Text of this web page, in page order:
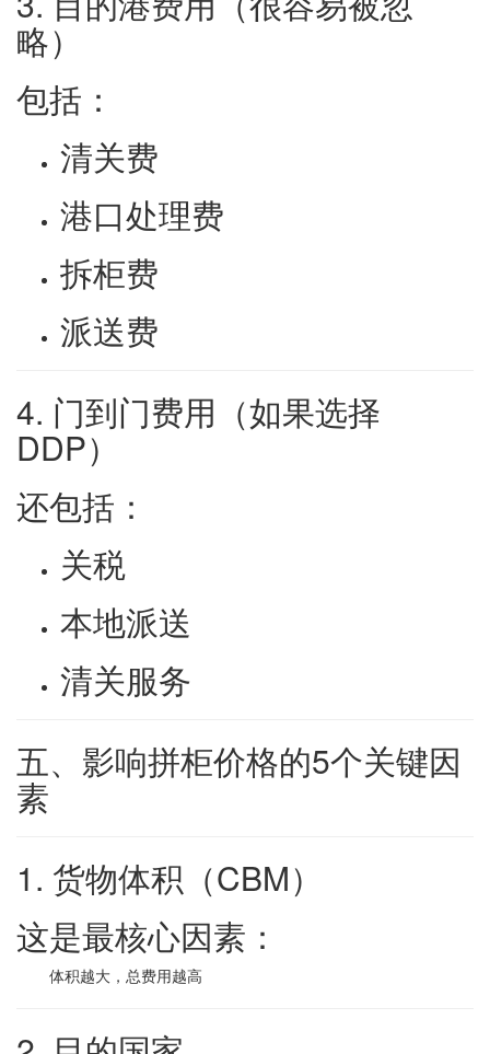
略）
包括：
清关费
港口处理费
拆柜费
派送费
4. 门到门费用（如果选择
DDP）
还包括：
关税
本地派送
清关服务
五、影响拼柜价格的5个关键因
素
1. 货物体积（CBM）
这是最核心因素：
体积越大，总费用越高